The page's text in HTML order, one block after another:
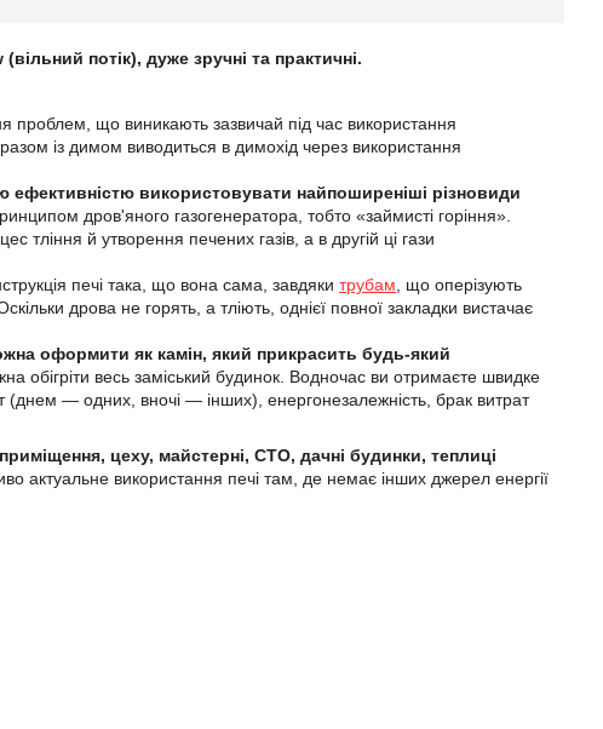
потік), дуже зручні та практичні.
що виникають зазвичай під час використання
із димом виводиться в димохід через використання
ефективністю використовувати найпоширеніші різновиди
дров'яного газогенератора, тобто «займисті горіння».
тління й утворення печених газів, а в другій ці гази
печі така, що вона сама, завдяки трубам , що оперізують
дрова не горять, а тліють, однієї повної закладки вистачає
оформити як камін, який прикрасить будь-який
обігріти весь заміський будинок. Водночас ви отримаєте швидке
(днем — одних, вночі — інших), енергонезалежність, брак витрат
цеху, майстерні, СТО, дачні будинки, теплиці
актуальне використання печі там, де немає інших джерел енергії